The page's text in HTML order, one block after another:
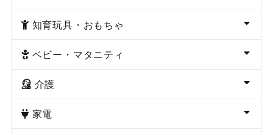
知育玩具・おもちゃ
ベビー・マタニティ
介護
家電